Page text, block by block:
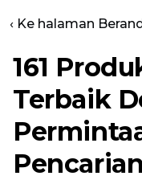
‹ Ke halaman
161
Terbaik
Pencarian